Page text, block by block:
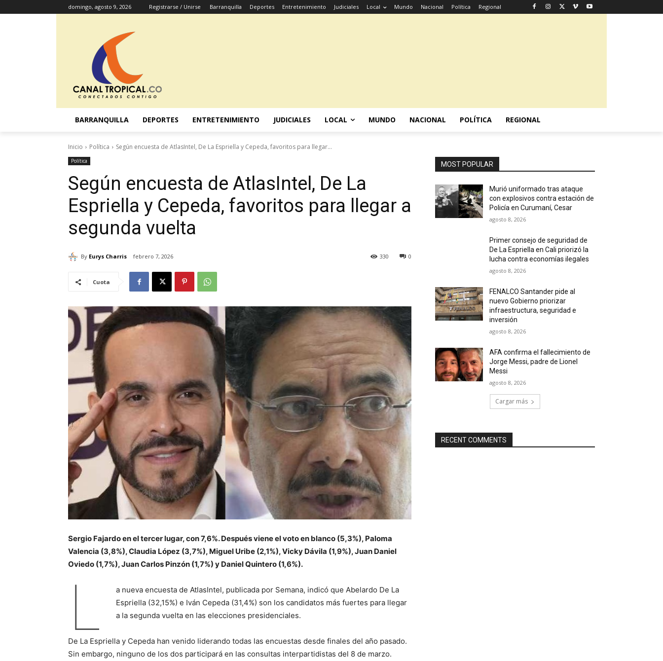
domingo, agosto 9, 2026 Registrarse / Unirse Barranquilla Deportes Entretenimiento Judiciales Local Mundo Nacional Política Regional
BARRANQUILLA DEPORTES ENTRETENIMIENTO JUDICIALES LOCAL MUNDO NACIONAL POLÍTICA REGIONAL
Inicio Política Según encuesta de AtlasIntel, De La Espriella y Cepeda, favoritos para llegar...
Política
Según encuesta de AtlasIntel, De La
Espriella y Cepeda, favoritos para llegar a
segunda vuelta
By Eurys Charris febrero 7, 2026 0
330
Cuota
Sergio Fajardo en el tercer lugar, con 7,6%. Después viene el voto en blanco (5,3%), Paloma
Valencia (3,8%), Claudia López (3,7%), Miguel Uribe (2,1%), Vicky Dávila (1,9%), Juan Daniel
Oviedo (1,7%), Juan Carlos Pinzón (1,7%) y Daniel Quintero (1,6%).
L
a nueva encuesta de AtlasIntel, publicada por Semana, indicó que Abelardo De La
Espriella (32,15%) e Iván Cepeda (31,4%) son los candidatos más fuertes para llegar
a la segunda vuelta en las elecciones presidenciales.
De La Espriella y Cepeda han venido liderando todas las encuestas desde finales del año pasado.
Sin embargo, ninguno de los dos participará en las consultas interpartidistas del 8 de marzo.
MOST POPULAR
Murió uniformado tras ataque
con explosivos contra estación de
Policía en Curumaní, Cesar
agosto 8, 2026
Primer consejo de seguridad de
De La Espriella en Cali priorizó la
lucha contra economías ilegales
agosto 8, 2026
FENALCO Santander pide al
nuevo Gobierno priorizar
infraestructura, seguridad e
inversión
agosto 8, 2026
AFA confirma el fallecimiento de
Jorge Messi, padre de Lionel
Messi
agosto 8, 2026
Cargar más
RECENT COMMENTS